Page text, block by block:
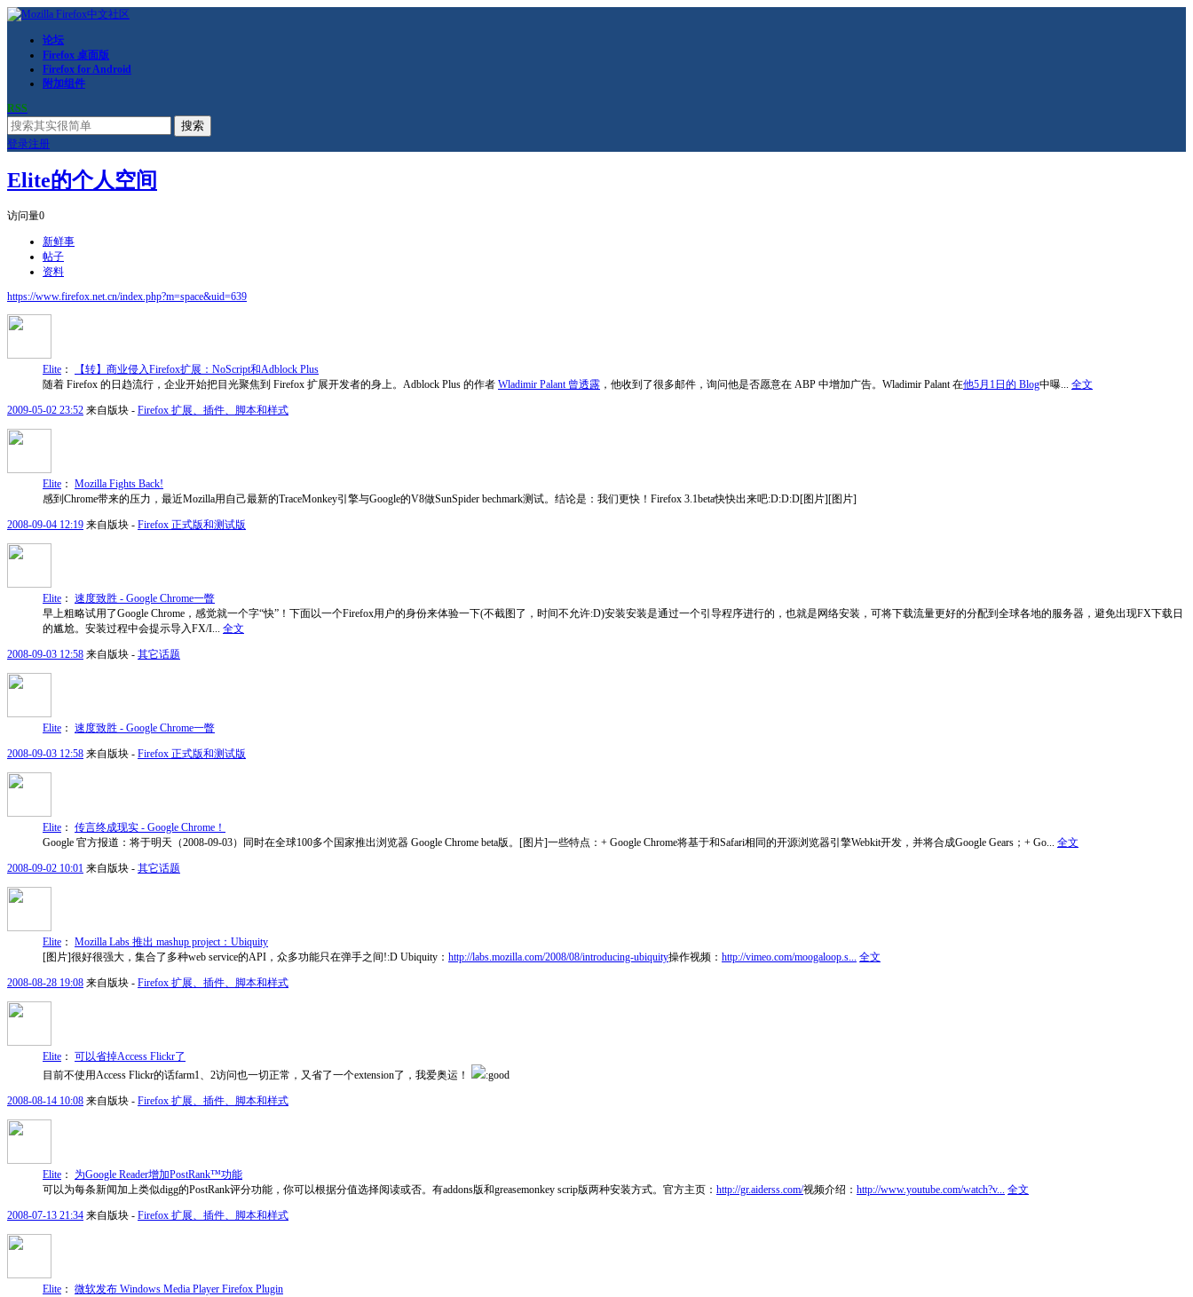
论坛
Firefox 桌面版
Firefox for Android
附加组件
RSS
搜索
登录注册
Elite的个人空间
访问量0
新鲜事
帖子
资料
https://www.firefox.net.cn/index.php?m=space&uid=639
Elite ：
【转】商业侵入Firefox扩展：NoScript和Adblock Plus
随着 Firefox 的日趋流行，企业开始把目光聚焦到 Firefox 扩展开发者的身上。Adblock Plus 的作者 Wladimir Palant 曾透露 ，他收到了很多邮件，询问他是否愿意在 ABP 中增加广告。Wladimir Palant 在他5月1日的 Blog中曝... 全文
2009-05-02 23:52 来自版块 - Firefox 扩展、插件、脚本和样式
Elite ： Mozilla Fights Back!
感到Chrome带来的压力，最近Mozilla用自己最新的TraceMonkey引擎与Google的V8做SunSpider bechmark测试。结论是：我们更快！Firefox 3.1beta快快出来吧:D:D:D[图片][图片]
2008-09-04 12:19 来自版块 - Firefox 正式版和测试版
Elite ： 速度致胜 - Google Chrome一瞥
早上粗略试用了Google Chrome，感觉就一个字“快”！下面以一个Firefox用户的身份来体验一下(不截图了，时间不允许:D)安装安装是通过一个引导程序进行的，也就是网络安装，可将下载流量更好的分配到全球各地的服务器，避免出现FX下载日
的尴尬。安装过程中会提示导入FX/I... 全文
2008-09-03 12:58 来自版块 - 其它话题
Elite ： 速度致胜 - Google Chrome一瞥
2008-09-03 12:58 来自版块 - Firefox 正式版和测试版
Elite ： 传言终成现实 - Google Chrome！
Google 官方报道：将于明天（2008-09-03）同时在全球100多个国家推出浏览器 Google Chrome beta版。[图片]一些特点：+ Google Chrome将基于和Safari相同的开源浏览器引擎Webkit开发，并将合成Google Gears；+ Go... 全文
2008-09-02 10:01 来自版块 - 其它话题
Elite ： Mozilla Labs 推出 mashup project：Ubiquity
[图片]很好很强大，集合了多种web service的API，众多功能只在弹手之间!:D Ubiquity： http://labs.mozilla.com/2008/08/introducing-ubiquity操作视频： http://vimeo.com/moogaloop.s... 全文
2008-08-28 19:08 来自版块 - Firefox 扩展、插件、脚本和样式
Elite ： 可以省掉Access Flickr了
目前不使用Access Flickr的话farm1、2访问也一切正常，又省了一个extension了，我爱奥运！
:good
2008-08-14 10:08 来自版块 - Firefox 扩展、插件、脚本和样式
Elite ： 为Google Reader增加PostRank™功能
可以为每条新闻加上类似digg的PostRank评分功能，你可以根据分值选择阅读或否。有addons版和greasemonkey scrip版两种安装方式。官方主页： http://gr.aiderss.com/视频介绍： http://www.youtube.com/watch?v... 全文
2008-07-13 21:34 来自版块 - Firefox 扩展、插件、脚本和样式
Elite ： 微软发布 Windows Media Player Firefox Plugin